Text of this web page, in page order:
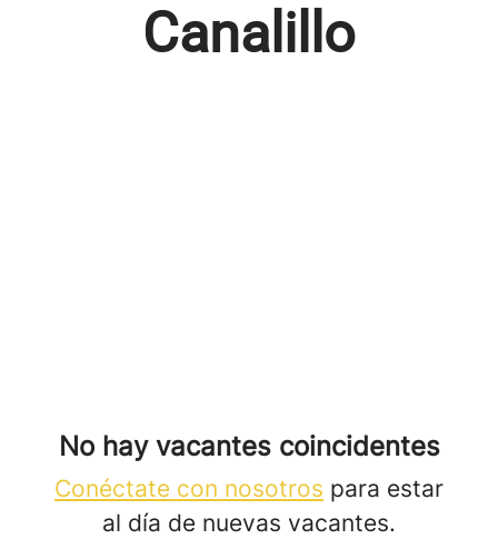
Canalillo
No hay vacantes coincidentes
Conéctate con nosotros para estar
al día de nuevas vacantes.